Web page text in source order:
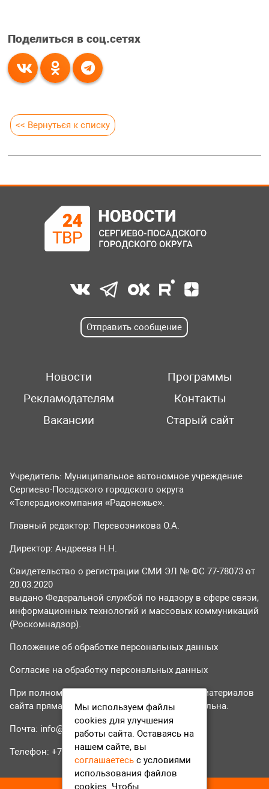
Поделиться в соц.сетях
<< Вернуться к списку
Отправить сообщение
Новости
Программы
Рекламодателям
Контакты
Вакансии
Старый сайт
Учредитель: Муниципальное автономное учреждение
Сергиево-Посадского городского округа
«Телерадиокомпания «Радонежье».
Главный редактор: Перевозникова О.А.
Директор: Андреева Н.Н.
Свидетельство о регистрации СМИ ЭЛ № ФС 77-78073 от
20.03.2020
выдано Федеральной службой по надзору в сфере связи,
информационных технологий и массовых коммуникаций
(Роскомнадзор).
Положение об обработке персональных данных
Согласие на обработку персональных данных
При полном или частичном использовании материалов
сайта прямая гиперссылка на tvr24.tv обязательна.
Почта: info@tvr24.tv
Телефон: +7 (496) 551-04-95
Мы используем файлы
cookies для улучшения
работы сайта. Оставаясь на
нашем сайте, вы
соглашаетесь с условиями
использования файлов
cookies. Чтобы